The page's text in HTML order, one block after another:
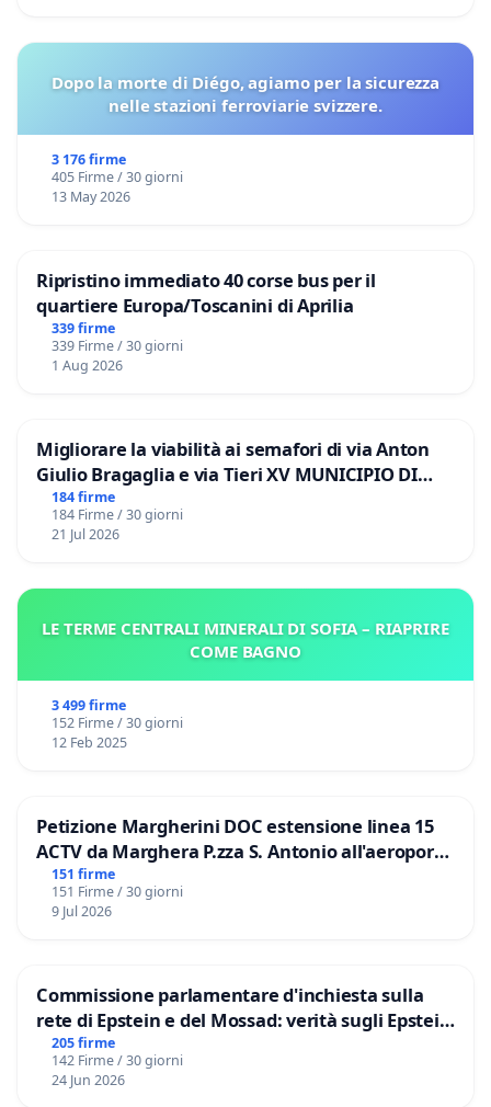
Dopo la morte di Diégo, agiamo per la sicurezza
nelle stazioni ferroviarie svizzere.
3 176 firme
405 Firme / 30 giorni
13 May 2026
Ripristino immediato 40 corse bus per il
quartiere Europa/Toscanini di Aprilia
339 firme
339 Firme / 30 giorni
1 Aug 2026
Migliorare la viabilità ai semafori di via Anton
Giulio Bragaglia e via Tieri XV MUNICIPIO DI
ROMA
184 firme
184 Firme / 30 giorni
21 Jul 2026
LE TERME CENTRALI MINERALI DI SOFIA – RIAPRIRE
COME BAGNO
3 499 firme
152 Firme / 30 giorni
12 Feb 2025
Petizione Margherini DOC estensione linea 15
ACTV da Marghera P.zza S. Antonio all'aeroporto
Marco Polo tariffa a € 1,50
151 firme
151 Firme / 30 giorni
9 Jul 2026
Commissione parlamentare d'inchiesta sulla
rete di Epstein e del Mossad: verità sugli Epstein
Files
205 firme
142 Firme / 30 giorni
24 Jun 2026